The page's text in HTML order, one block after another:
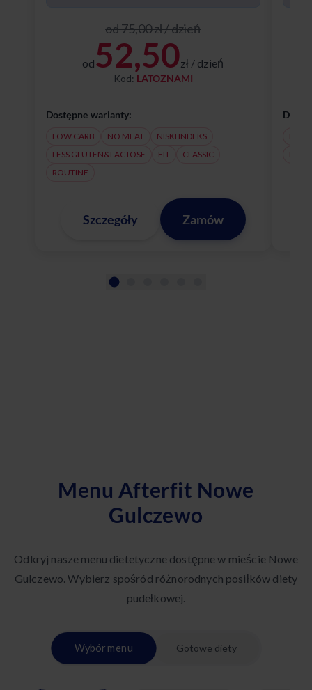
od 75,00 zł / dzień
od52,50zł / dzień
Kod: LATOZNAMI
Dostępne warianty:
LOW CARB NO MEAT
NISKI INDEKS
LESS GLUTEN&LACTOSE
FIT
CLASSIC
ROUTINE
Szczegóły Zamów
Menu Afterfit Nowe
Gulczewo
Odkryj nasze menu dietetyczne dostępne w mieście Nowe
Gulczewo. Wybierz spośród różnorodnych posiłków diety
pudełkowej.
Wybór menu Gotowe diety